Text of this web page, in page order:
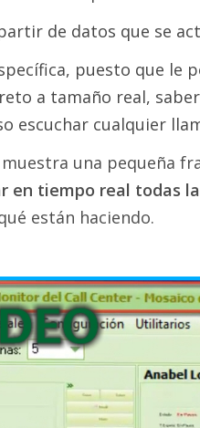
de datos que se
puesto que le
a tamaño real,
escuchar cualquier
una pequeña
en tiempo real todas
están haciendo.